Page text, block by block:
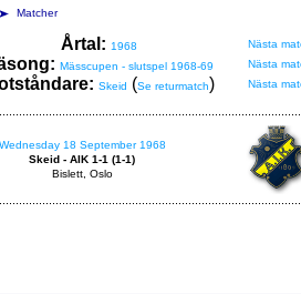
Matcher
Årtal: 1968 Nästa
Mässcupen - slutspel 1968-69
Nästa
Skeid (Se returmatch) Nästa
Wednesday 18 September 1968
Skeid - AIK 1-1 (1-1)
Bislett, Oslo